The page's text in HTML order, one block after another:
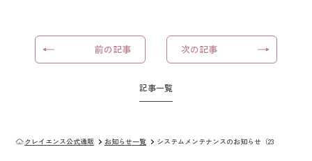
薬用育毛剤ヘアグロウ
前の記事
記事一覧
次の記事
クレイエンス公式通販 お知らせ一覧 システムメンテナンスのお知らせ（23.08）